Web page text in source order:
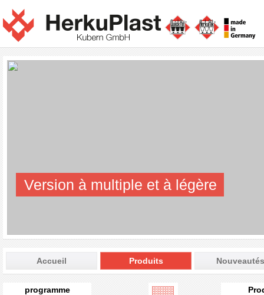
Version à multiple et à légère
Accueil Produits Nouveautés
programme